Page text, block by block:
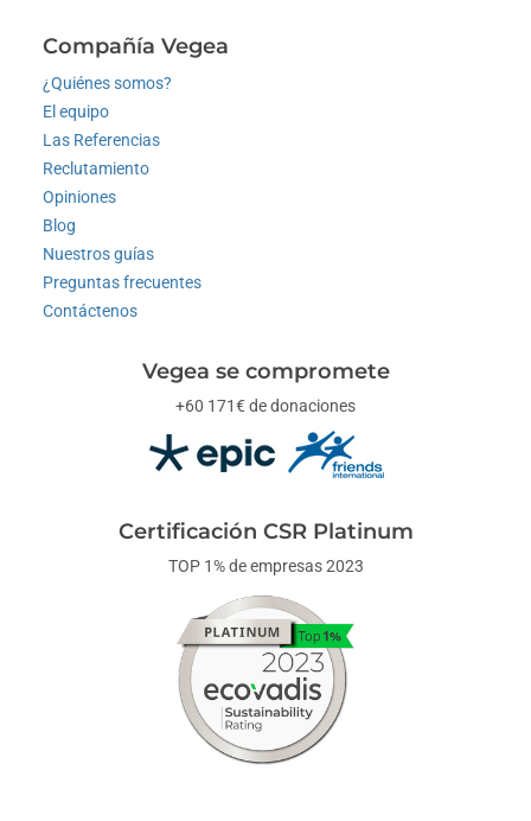
Compañía Vegea
¿Quiénes somos?
El equipo
Las Referencias
Reclutamiento
Opiniones
Blog
Nuestros guías
Preguntas frecuentes
Contáctenos
Vegea se compromete
+60 171€ de donaciones
Certificación CSR Platinum
TOP 1% de empresas 2023